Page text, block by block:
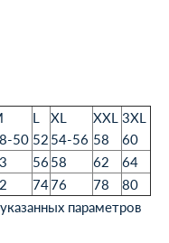
50
L
52
XL
54-56
XXL
58
3XL
60
5658 62
64
7476 78
80
параметров